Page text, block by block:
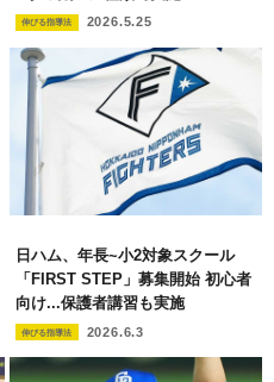
伸びる指導法 2026.5.25
日ハム、年長~小2対象スクール
「FIRST STEP」募集開始 初心者
向け...保護者講習も実施
伸びる指導法 2026.6.3